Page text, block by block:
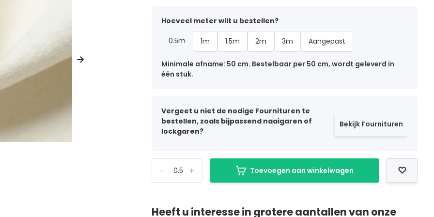
Hoeveel meter wilt u bestellen?
0.5m 1m 1.5m 2m 3m Aangepast
Minimale afname: 50 cm. Bestelbaar per 50 cm, wordt geleverd in
één stuk.
Vergeet u niet de nodige Fournituren te
bestellen, zoals bijpassend naaigaren of
lockgaren?
Bekijk Fournituren
+
- Toevoegen aan winkelwagen
Heeft u interesse in grotere aantallen van onze